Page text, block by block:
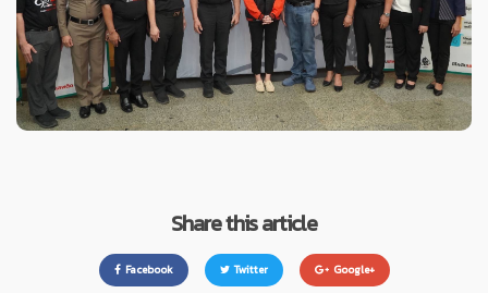
Share this article
Facebook Twitter Google+